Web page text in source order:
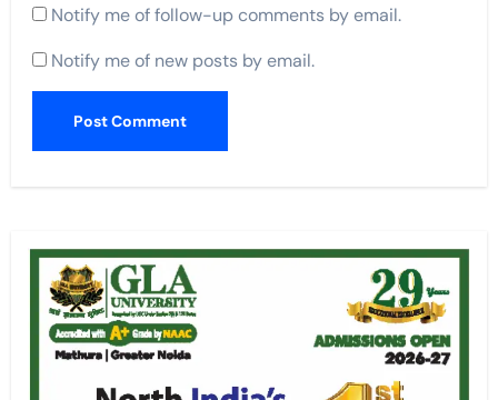
Notify me of follow-up comments by email.
Notify me of new posts by email.